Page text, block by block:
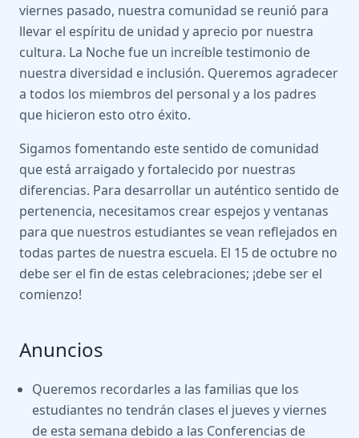
viernes pasado, nuestra comunidad se reunió para
llevar el espíritu de unidad y aprecio por nuestra
cultura. La Noche fue un increíble testimonio de
nuestra diversidad e inclusión. Queremos agradecer
a todos los miembros del personal y a los padres
que hicieron esto otro éxito.
Sigamos fomentando este sentido de comunidad
que está arraigado y fortalecido por nuestras
diferencias. Para desarrollar un auténtico sentido de
pertenencia, necesitamos crear espejos y ventanas
para que nuestros estudiantes se vean reflejados en
todas partes de nuestra escuela. El 15 de octubre no
debe ser el fin de estas celebraciones; ¡debe ser el
comienzo!
Anuncios
Queremos recordarles a las familias que los
estudiantes no tendrán clases el jueves y viernes
de esta semana debido a las Conferencias de